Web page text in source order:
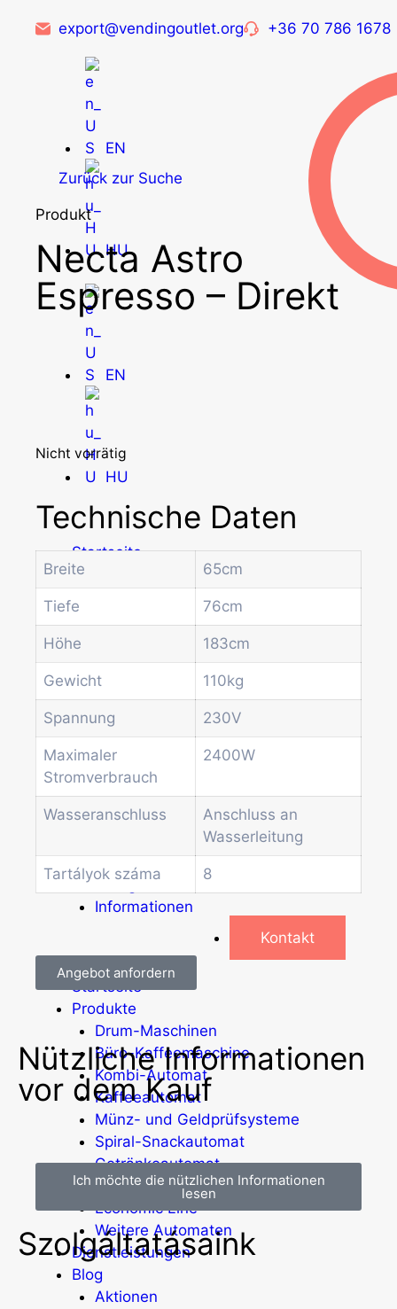
export@vendingoutlet.org +36 70 786 1678
EN
HU
EN
HU
Startseite
Produkte
Drum-Maschinen
Kombi-Automat
Kaffeeautomat
Münz- und Geldprüfsysteme
Spiral-Snackautomat
Getränkeautomat
Wasserspender
Economic Line
Weitere Automaten
Dienstleistungen
Aktionen
Neuigkeiten
Informationen
Kontakt
Startseite
Produkte
Drum-Maschinen
Büro-Kaffeemaschine
Kombi-Automat
Kaffeeautomat
Münz- und Geldprüfsysteme
Spiral-Snackautomat
Getränkeautomat
Wasserspender
Economic Line
Weitere Automaten
Dienstleistungen
Blog
Aktionen
Zurück zur Suche
Produkt
Necta Astro
Espresso – Direkt
Nicht vorrätig
Technische Daten
Breite 65cm
Tiefe 76cm
Höhe 183cm
Gewicht 110kg
Spannung 230V
Maximaler
Stromverbrauch
2400W
Wasseranschluss
Anschluss an
Wasserleitung
Tartályok száma 8
Angebot anfordern
Nützliche Informationen
vor dem Kauf
Ich möchte die nützlichen Informationen
lesen
Szolgáltatásaink